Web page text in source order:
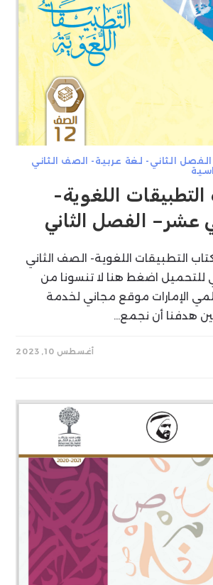
الفصل الثاني- لغة عربية- الصف الثاني
اللغوية-
عشر– الفصل الثاني
التطبيقات اللغوية- الصف الثاني
للتحميل اضغط هنا لا تنسونا من
الإمارات موقع مجاني لخدمة
هدفنا أن نجمع…
أغسطس 10, 2023